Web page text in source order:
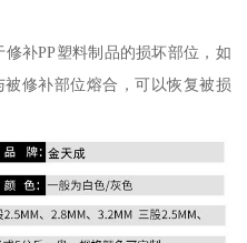
补PP塑料制品的损坏部位，如
修补部位熔合，可以恢复被损